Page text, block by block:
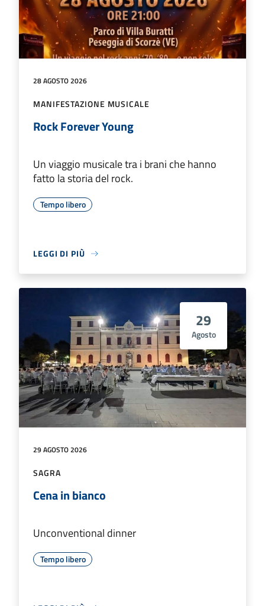
28 AGOSTO 2026
MANIFESTAZIONE MUSICALE
Rock Forever Young
Un viaggio musicale tra i brani che hanno
fatto la storia del rock.
Tempo libero
LEGGI DI PIÙ
29
Agosto
29 AGOSTO 2026
SAGRA
Cena in bianco
Unconventional dinner
Tempo libero